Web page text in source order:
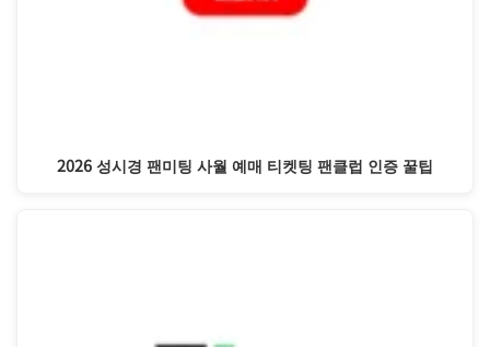
2026 성시경 팬미팅 사월 예매 티켓팅 팬클럽 인증 꿀팁